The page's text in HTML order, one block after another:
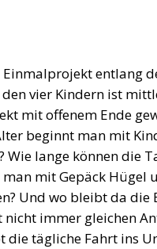
Einmalprojekt entlang
den vier Kindern ist
mit offenem Ende
beginnt man mit
Wie lange können die
man mit Gepäck Hügel
Und wo bleibt da die
nicht immer gleichen
die tägliche Fahrt ins